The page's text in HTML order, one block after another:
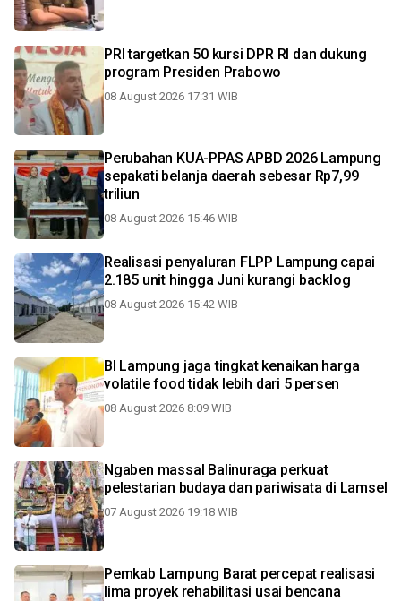
PRI targetkan 50 kursi DPR RI dan dukung
program Presiden Prabowo
08 August 2026 17:31 WIB
Perubahan KUA-PPAS APBD 2026 Lampung
sepakati belanja daerah sebesar Rp7,99
triliun
08 August 2026 15:46 WIB
Realisasi penyaluran FLPP Lampung capai
2.185 unit hingga Juni kurangi backlog
08 August 2026 15:42 WIB
BI Lampung jaga tingkat kenaikan harga
volatile food tidak lebih dari 5 persen
08 August 2026 8:09 WIB
Ngaben massal Balinuraga perkuat
pelestarian budaya dan pariwisata di Lamsel
07 August 2026 19:18 WIB
Pemkab Lampung Barat percepat realisasi
lima proyek rehabilitasi usai bencana